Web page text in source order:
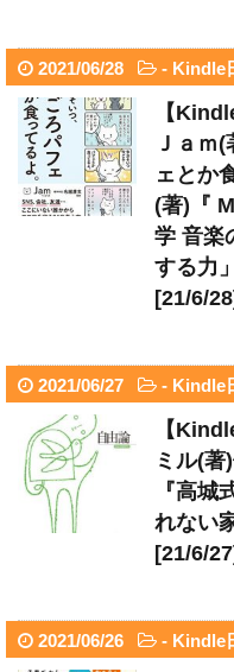
2021/06/28 - Kindle
【
Ｊａｍ
ェとか
(著)『
学 音楽
する力
[21/6/
2021/06/27 - Kindle
【
ミル(
『高城
れない
[21/6/
2021/06/26 - Kindle